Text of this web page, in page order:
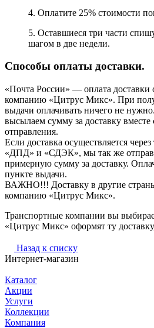
4. Оплатите 25% стоимости
5. Оставшиеся три части
шагом в две недели.
Способы оплаты доставки.
«Почта России» — оплата доставки
компанию «Цитрус Микс». При
выдачи оплачивать ничего не
высылаем сумму за доставку
отправления.
Если доставка осуществляется
«ДПД» и «СДЭК», мы так же
примерную сумму за доставку.
пункте выдачи.
ВАЖНО!!! Доставку в другие
компанию «Цитрус Микс».
Транспортные компании вы
«Цитрус Микс» оформят ту
Назад к списку
Интернет-магазин
Каталог
Акции
Услуги
Коллекции
Компания